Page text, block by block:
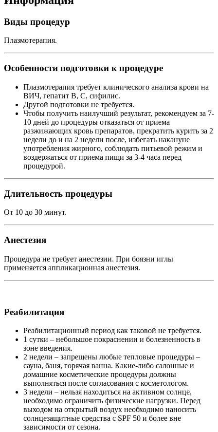
Виды процедур
Плазмотерапия.
Особенности подготовки к процедуре
Плазмотерапия требует клинического анализа крови на
ВИЧ, гепатит В, С, сифилис.
Другой подготовки не требуется.
Чтобы получить наилучший результат, рекомендуем за 7-
10 дней до процедуры отказаться от приема
разжижающих кровь препаратов, прекратить курить за 2
недели до и на 2 недели после, избегать накануне
употребления жирного, соблюдать питьевой режим и
воздержаться от приема пищи за 3-4 часа перед
процедурой.
Длительность процедуры
От 10 до 30 минут.
Анестезия
Процедура не требует анестезии. При боязни иглы
применяется аппликационная анестезия.
Реабилитация
Реабилитационный период как таковой не требуется.
1 сутки – небольшое покраснении и болезненность в
зоне введения.
2 недели – запрещены любые тепловые процедуры –
сауна, баня, горячая ванна. Какие-либо салонные и
домашние косметические процедуры должны
выполняться после согласования с косметологом.
3 недели – нельзя находиться на активном солнце,
необходимо ограничить физические нагрузки. Перед
выходом на открытый воздух необходимо наносить
солнцезащитные средства с SPF 50 и более вне
зависимости от сезона.